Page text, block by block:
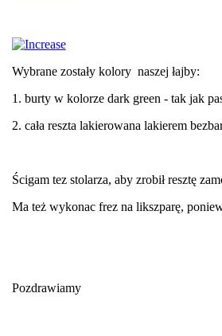
Wybrane zostały kolory naszej łajby:
1. burty w kolorze dark green - tak jak
2. cała reszta lakierowana lakierem
Ścigam tez stolarza, aby zrobił resztę
Ma też wykonac frez na likszparę,
Pozdrawiamy